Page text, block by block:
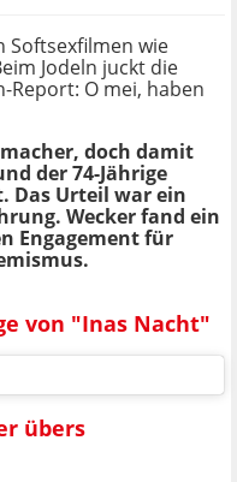
Softsexfilmen wie
Jodeln juckt die
Report: O mei, haben
doch damit
der 74-Jährige
Das Urteil war ein
Wecker fand ein
Engagement für
von "Inas Nacht"
übers